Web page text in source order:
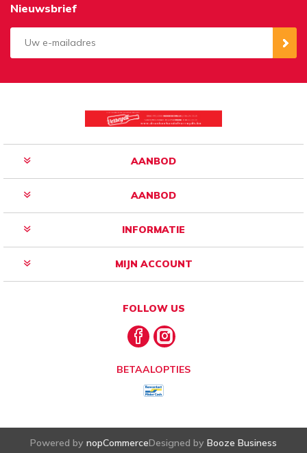
Nieuwsbrief
AANBOD
AANBOD
INFORMATIE
MIJN ACCOUNT
FOLLOW US
BETAALOPTIES
Powered by nopCommerceDesigned by Booze Business